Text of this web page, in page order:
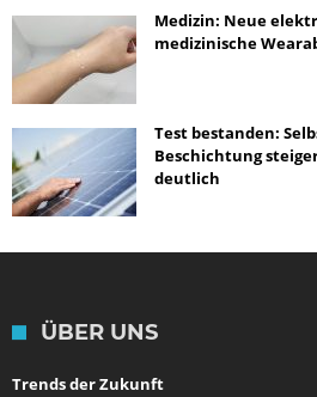
Medizin: Neue
medizinische
Test bestanden:
Beschichtung
deutlich
ÜBER UNS
Trends der Zukunft